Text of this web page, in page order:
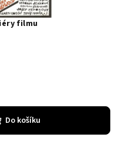
filmu
Do košíku